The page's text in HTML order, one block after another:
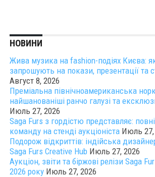
НОВИНИ
Жива музика на fashion-подіях Києва:
запрошують на покази, презентації та
Август 8, 2026
Преміальна північноамериканська
найшанованіші ранчо галузі та
Июль 27, 2026
Saga Furs з гордістю представляє:
команду на стенді аукціоніста Июль 27,
Подорож відкриттів: індійська
Saga Furs Creative Hub Июль 27, 2026
Аукціон, звіти та біржові релізи Saga
2026 року Июль 27, 2026